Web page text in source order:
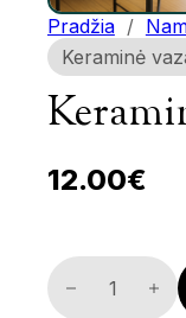
Pradžia /
Keraminė
12.00€
Keraminė vaza